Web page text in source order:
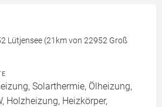
Lütjensee (21km von 22952 Groß
Solarthermie, Ölheizung,
Holzheizung, Heizkörper,